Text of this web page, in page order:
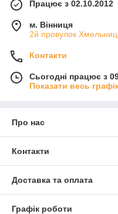
Працює з 02.10.2012
м. Вінниця
2й провулок
Контакти
Сьогодні працює з
Показати весь
Про нас
Контакти
Доставка та оплата
Графік роботи